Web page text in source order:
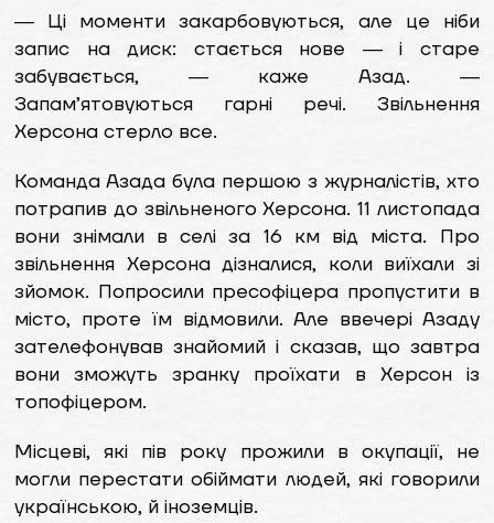
― Ці моменти закарбовуються, але це ніби
запис на диск: стається нове ― і старе
забувається, ― каже Азад. ―
Запам’ятовуються гарні речі. Звільнення
Херсона стерло все.
Команда Азада була першою з журналістів, хто
потрапив до звільненого Херсона. 11 листопада
вони знімали в селі за 16 км від міста. Про
звільнення Херсона дізналися, коли виїхали зі
зйомок. Попросили пресофіцера пропустити в
місто, проте їм відмовили. Але ввечері Азаду
зателефонував знайомий і сказав, що завтра
вони зможуть зранку проїхати в Херсон із
топофіцером.
Місцеві, які пів року прожили в окупації, не
могли перестати обіймати людей, які говорили
українською, й іноземців.